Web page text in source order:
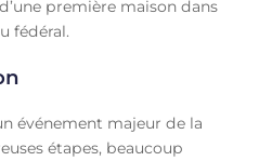
première maison dans
fédéral.
événement majeur de la
étapes, beaucoup